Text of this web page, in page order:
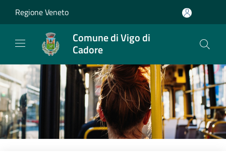
Regione Veneto
Comune di Vigo di
Cadore